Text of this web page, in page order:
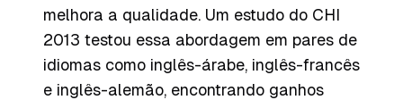
melhora a qualidade. Um estudo do CHI
2013 testou essa abordagem em pares de
idiomas como inglês-árabe, inglês-francês
e inglês-alemão, encontrando ganhos